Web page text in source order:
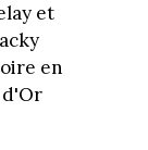
et
en
d'Or